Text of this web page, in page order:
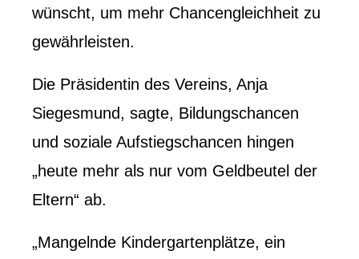
wünscht, um mehr Chancengleichheit zu
gewährleisten.
Die Präsidentin des Vereins, Anja
Siegesmund, sagte, Bildungschancen
und soziale Aufstiegschancen hingen
„heute mehr als nur vom Geldbeutel der
Eltern“ ab.
„Mangelnde Kindergartenplätze, ein